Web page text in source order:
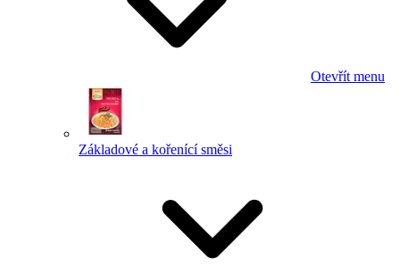
Otevřít menu
Základové a kořenící směsi